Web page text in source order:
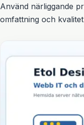
Använd närliggande
omfattning och